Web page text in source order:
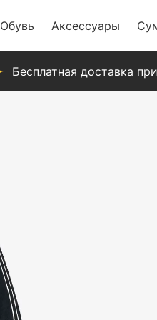
Обувь Аксессуары
Бесплатная доставка